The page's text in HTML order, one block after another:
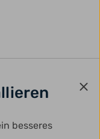
besseres